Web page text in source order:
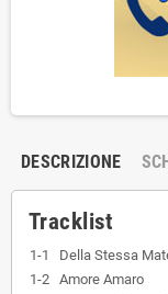
DESCRIZIONE
Tracklist
1-1
Della Stessa
1-2 Amore Amaro